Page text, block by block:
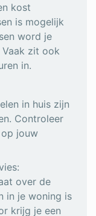
kost
is mogelijk
word je
zit ook
in.
in huis zijn
Controleer
jouw
over de
in je woning is
krijg je een